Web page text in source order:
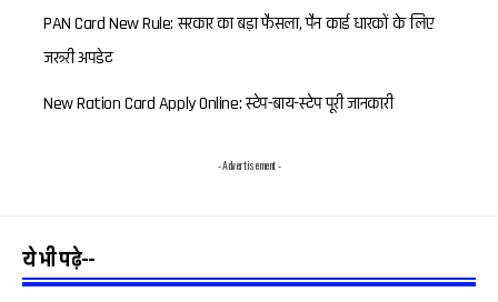
PAN Card New Rule: सरकार का बड़ा फैसला, पैन कार्ड धारकों के लिए
जरूरी अपडेट
New Ration Card Apply Online: स्टेप-बाय-स्टेप पूरी जानकारी
- Advertisement -
ये भी पढ़े--